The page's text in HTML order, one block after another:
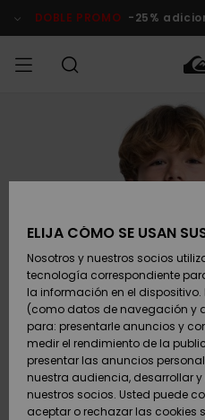
del
DOBLE PROMO -25%
Surf
Snow
Surf
Snow
Snow
SURF
Surf
SNOW
Tienda
Snow
Snow
Tienda
Snow
DOBLE
PROMO
Outlet
Outlet
Mujer
Accede a
Envio
Pago
Tarjeta
regalo
Quiksilver
Freedom
ELIJA CÓMO SE USAN
Nosotros y nuestros socios
tecnología correspondiente
la información en el
(como datos de navegación y
para: presentarle anuncios y
medir el rendimiento de la
presentar las anuncios
nuestra audiencia, desarrollar
nuestros socios. Usted puede
aceptar o rechazar las cookies